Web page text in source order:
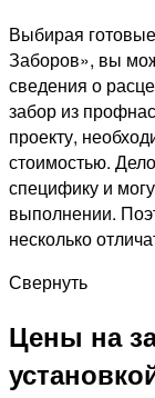
Выбирая
Заборов», вы
сведения о
забор из
проекту,
стоимостью.
специфику и
выполнении.
несколько
Свернуть
Цены на